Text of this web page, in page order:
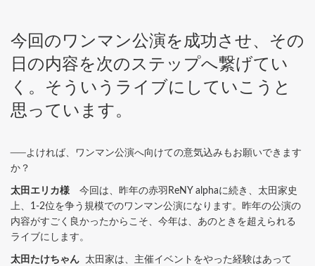
今回のワンマン公演を成功させ、その
日の内容を次のステップへ繋げてい
く。そういうライブにしていこうと
思っています。
──よければ、ワンマン公演へ向けての意気込みもお願いできます
か？
太田エリカ様 今回は、昨年の赤羽ReNY alphaに続き、太田家史
上、1-2位を争う規模でのワンマン公演になります。昨年の公演の
内容がすごく良かったからこそ、今年は、あのときを超えられる
ライブにします。
太田たけちゃん 太田家は、主催イベントをやった経験はあって